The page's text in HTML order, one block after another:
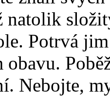
natolik
Potrvá
obavu.
Nebojte,